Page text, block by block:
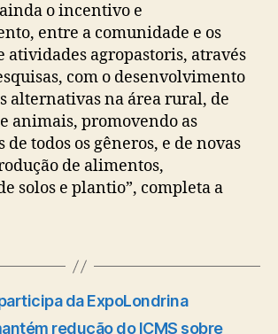
o incentivo e
entre a comunidade e os
atividades agropastoris, através
com o desenvolvimento
alternativas na área rural, de
animais, promovendo as
de todos os gêneros, e de novas
de alimentos,
solos e plantio”, completa a
da ExpoLondrina
redução do ICMS sobre